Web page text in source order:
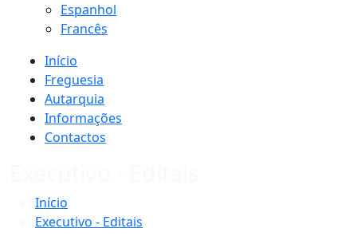
Espanhol
Francês
Início
Freguesia
Autarquia
Informações
Contactos
Início
Executivo - Editais